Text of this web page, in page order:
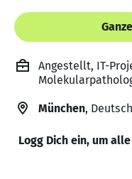
Angestellt, IT-
München,
Logg Dich ein, um